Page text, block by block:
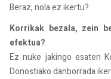
Beraz, nola ez ikertu?
Korrikak bezala, zein
efektua?
Ez nuke jakingo esaten
Donostiako danborrada